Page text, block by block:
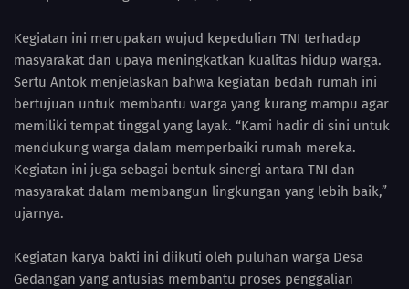
Kegiatan ini merupakan wujud kepedulian TNI terhadap
masyarakat dan upaya meningkatkan kualitas hidup warga.
Sertu Antok menjelaskan bahwa kegiatan bedah rumah ini
bertujuan untuk membantu warga yang kurang mampu agar
memiliki tempat tinggal yang layak. “Kami hadir di sini untuk
mendukung warga dalam memperbaiki rumah mereka.
Kegiatan ini juga sebagai bentuk sinergi antara TNI dan
masyarakat dalam membangun lingkungan yang lebih baik,”
ujarnya.
Kegiatan karya bakti ini diikuti oleh puluhan warga Desa
Gedangan yang antusias membantu proses penggalian